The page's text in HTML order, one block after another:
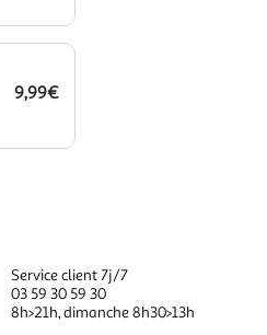
9,99€
Service client 7j/7
03 59 30 59 30
8h>21h, dimanche 8h30>13h